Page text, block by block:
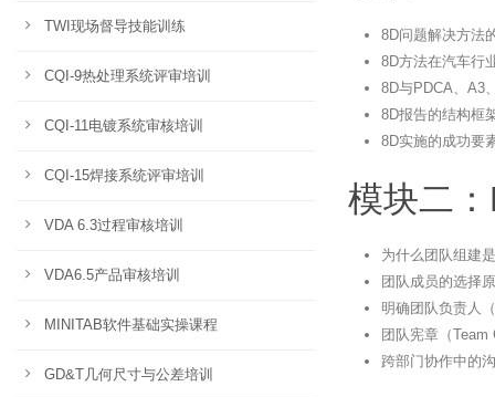
8D问题解决方法
8D方法在汽车行
8D与PDCA、A3
8D报告的结构框
8D实施的成功要
模块二
为什么团队组建
团队成员的选择
明确团队负责人
团队宪章（Team
跨部门协作中的
TWI现场督导技能训练
CQI-9热处理系统评审培训
CQI-11电镀系统审核培训
CQI-15焊接系统评审培训
VDA 6.3过程审核培训
VDA6.5产品审核培训
MINITAB软件基础实操课程
GD&T几何尺寸与公差培训